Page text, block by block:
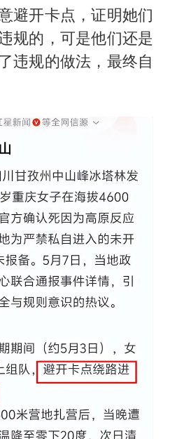
避开卡点，证明她们
规的，可是他们还是
违规的做法，最终自